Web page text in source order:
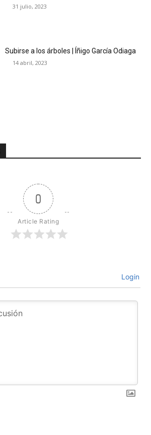
31 julio, 2023
Subirse a los árboles | Íñigo García Odiaga
14 abril, 2023
0
Article Rating
Login